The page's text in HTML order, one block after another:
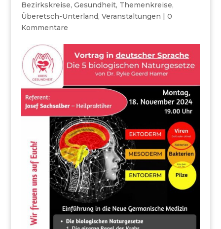
Bezirkskreise, Gesundheit, Themenkreise,
Überetsch-Unterland, Veranstaltungen | 0
Kommentare